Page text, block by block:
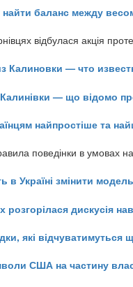
баланс между
відбулася акція
Калиновки — что
— що відомо
найпростіше та
поведінки в умовах
в Україні змінити
дискусія
які відчуватимуться
США на частину